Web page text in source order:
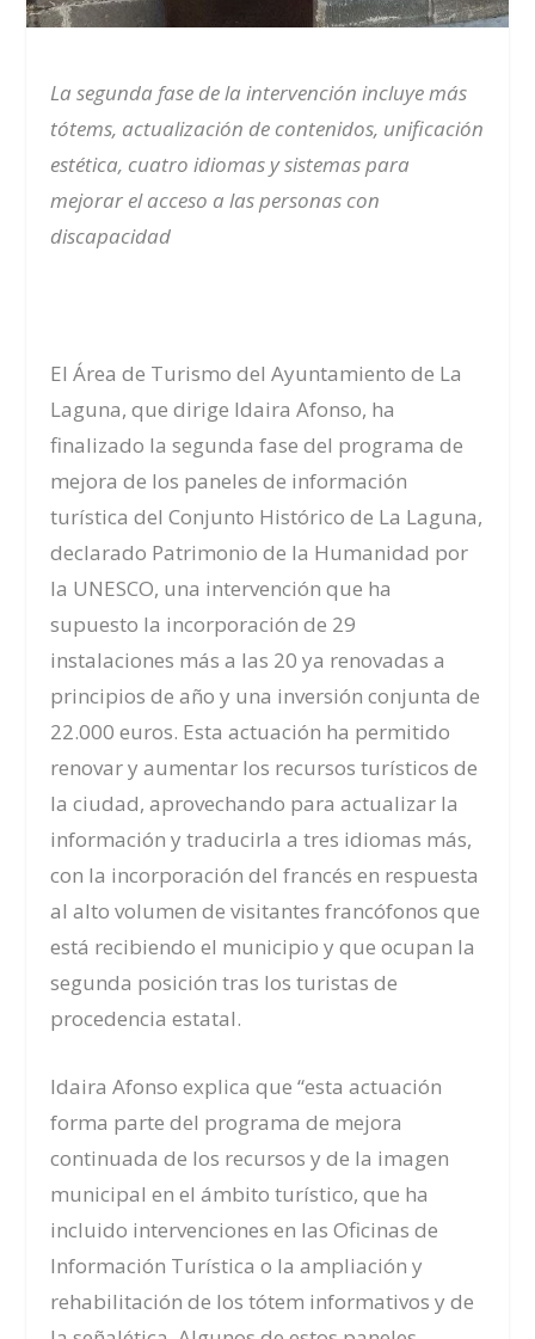
La segunda fase de la intervención incluye más
tótems, actualización de contenidos, unificación
estética, cuatro idiomas y sistemas para
mejorar el acceso a las personas con
discapacidad
El Área de Turismo del Ayuntamiento de La
Laguna, que dirige Idaira Afonso, ha
finalizado la segunda fase del programa de
mejora de los paneles de información
turística del Conjunto Histórico de La Laguna,
declarado Patrimonio de la Humanidad por
la UNESCO, una intervención que ha
supuesto la incorporación de 29
instalaciones más a las 20 ya renovadas a
principios de año y una inversión conjunta de
22.000 euros. Esta actuación ha permitido
renovar y aumentar los recursos turísticos de
la ciudad, aprovechando para actualizar la
información y traducirla a tres idiomas más,
con la incorporación del francés en respuesta
al alto volumen de visitantes francófonos que
está recibiendo el municipio y que ocupan la
segunda posición tras los turistas de
procedencia estatal.
Idaira Afonso explica que “esta actuación
forma parte del programa de mejora
continuada de los recursos y de la imagen
municipal en el ámbito turístico, que ha
incluido intervenciones en las Oficinas de
Información Turística o la ampliación y
rehabilitación de los tótem informativos y de